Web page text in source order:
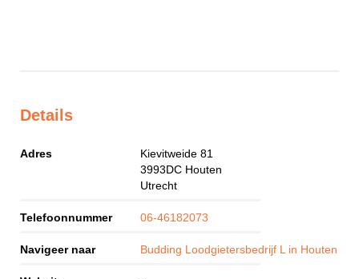
Details
Adres
Kievitweide 81
3993DC Houten
Utrecht
Telefoonnummer 06-46182073
Navigeer naar Budding Loodgietersbedrijf L in Houten